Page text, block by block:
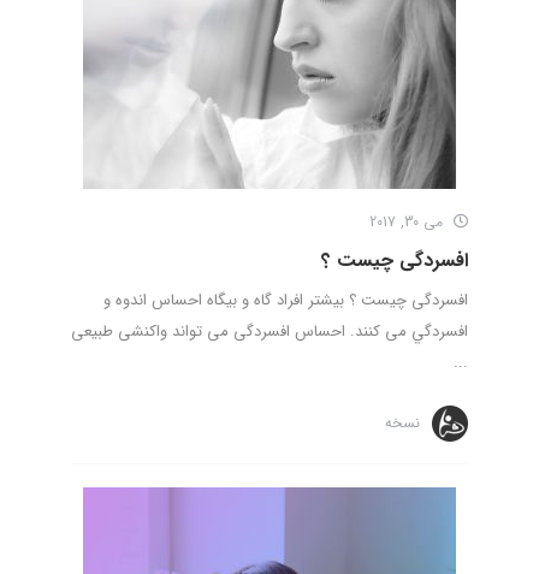
می 30, 2017
افسردگی چیست ؟
افسردگی چیست ؟ بيشتر افراد گاه و بيگاه احساس اندوه و
افسردگي می كنند. احساس افسردگی می تواند واكنشی طبيعی
...
نسخه